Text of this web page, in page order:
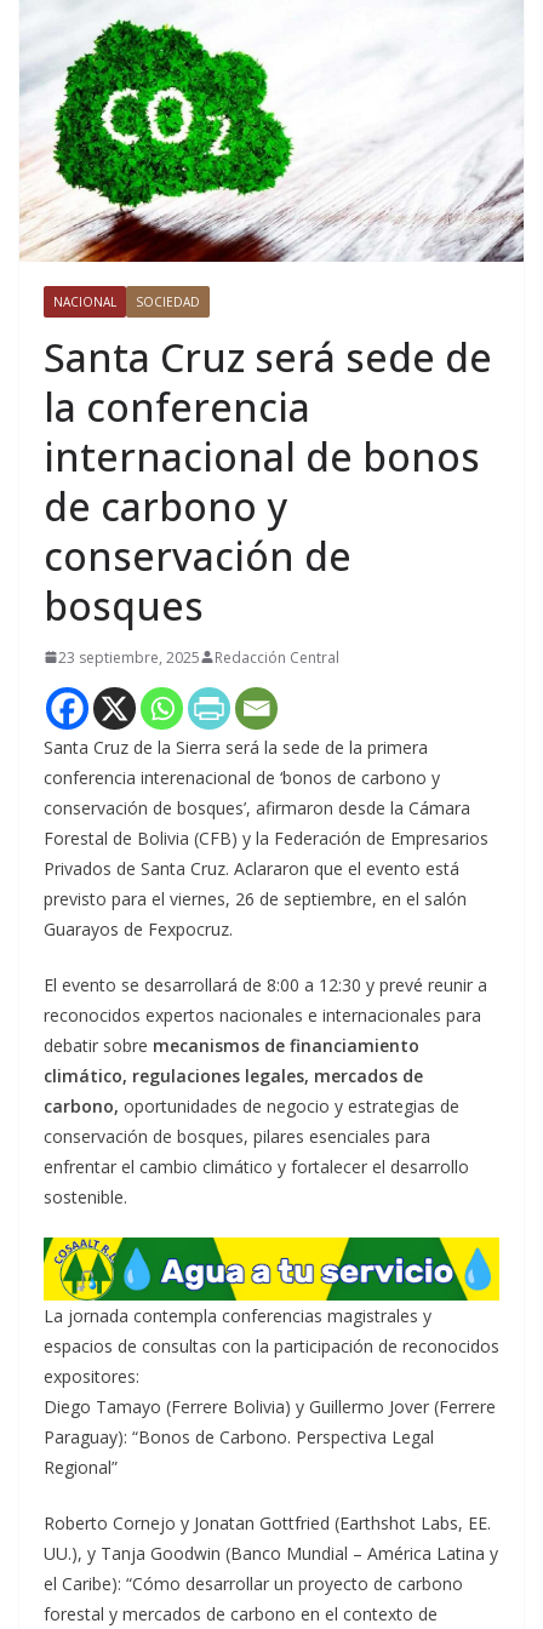
NACIONAL SOCIEDAD
Santa Cruz será sede de
la conferencia
internacional de bonos
de carbono y
conservación de
bosques
23 septiembre, 2025 Redacción Central
Santa Cruz de la Sierra será la sede de la primera
conferencia interenacional de ‘bonos de carbono y
conservación de bosques’, afirmaron desde la Cámara
Forestal de Bolivia (CFB) y la Federación de Empresarios
Privados de Santa Cruz. Aclararon que el evento está
previsto para el viernes, 26 de septiembre, en el salón
Guarayos de Fexpocruz.
El evento se desarrollará de 8:00 a 12:30 y prevé reunir a
reconocidos expertos nacionales e internacionales para
debatir sobre mecanismos de financiamiento
climático, regulaciones legales, mercados de
carbono, oportunidades de negocio y estrategias de
conservación de bosques, pilares esenciales para
enfrentar el cambio climático y fortalecer el desarrollo
sostenible.
La jornada contempla conferencias magistrales y
espacios de consultas con la participación de reconocidos
expositores:
Diego Tamayo (Ferrere Bolivia) y Guillermo Jover (Ferrere
Paraguay): “Bonos de Carbono. Perspectiva Legal
Regional”
Roberto Cornejo y Jonatan Gottfried (Earthshot Labs, EE.
UU.), y Tanja Goodwin (Banco Mundial – América Latina y
el Caribe): “Cómo desarrollar un proyecto de carbono
forestal y mercados de carbono en el contexto de